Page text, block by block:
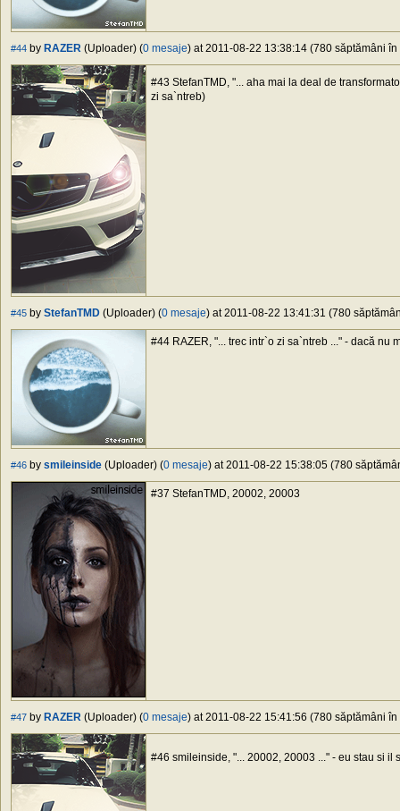
#44 by RAZER (Uploader) (0 mesaje) at 2011-08-22 13:38:14 (780 săptămâni în
#43 StefanTMD, "... aha mai la deal de
zi sa`ntreb)
#45 by StefanTMD (Uploader) (0 mesaje) at 2011-08-22 13:41:31 (780
#44 RAZER, "... trec intr`o zi sa`ntreb ..." - dacă
#46 by smileinside (Uploader) (0 mesaje) at 2011-08-22 15:38:05 (780
#37 StefanTMD, 20002, 20003
#47 by RAZER (Uploader) (0 mesaje) at 2011-08-22 15:41:56 (780 săptămâni în
#46 smileinside, "... 20002, 20003 ..." - eu stau si